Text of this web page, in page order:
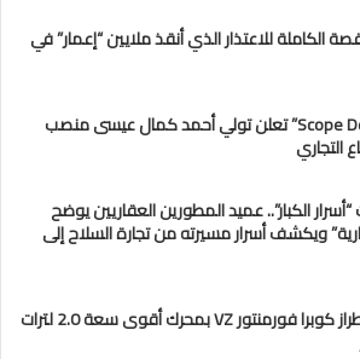
الكاملة للاعتذار الذي أنقذ ملايين “إعمار” في
شركة “Scope Developments” تعلن تولي أحمد كمال عيسى منصب
التجاري
الكبار”.. عميد المطورين العقاريين يوضح
ويكشف أسرار مسيرته من تجارة السلاح إلى
“كيان إيچيبت ” تَطرح الطراز كوبرا فورمنتور VZ بمحرك أقوى سعة 2.0 لترات